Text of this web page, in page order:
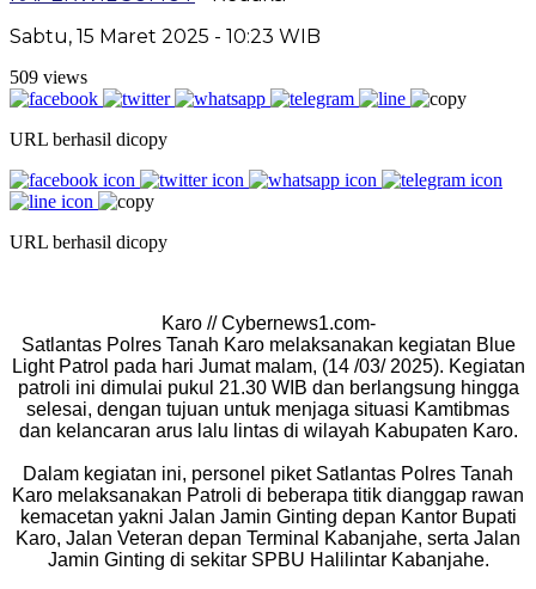
Sabtu, 15 Maret 2025 - 10:23 WIB
509 views
URL berhasil dicopy
URL berhasil dicopy
Karo // Cybernews1.com-
Satlantas Polres Tanah Karo melaksanakan kegiatan Blue
Light Patrol pada hari Jumat malam, (14 /03/ 2025). Kegiatan
patroli ini dimulai pukul 21.30 WIB dan berlangsung hingga
selesai, dengan tujuan untuk menjaga situasi Kamtibmas
dan kelancaran arus lalu lintas di wilayah Kabupaten Karo.
Dalam kegiatan ini, personel piket Satlantas Polres Tanah
Karo melaksanakan Patroli di beberapa titik dianggap rawan
kemacetan yakni Jalan Jamin Ginting depan Kantor Bupati
Karo, Jalan Veteran depan Terminal Kabanjahe, serta Jalan
Jamin Ginting di sekitar SPBU Halilintar Kabanjahe.